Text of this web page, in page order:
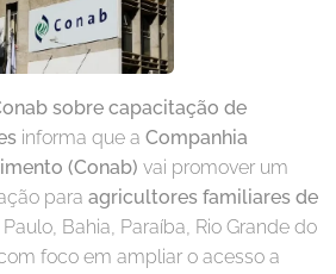
sobre capacitação de
informa que a Companhia
(Conab) vai promover um
para agricultores familiares de
Bahia, Paraíba, Rio Grande do
foco em ampliar o acesso a